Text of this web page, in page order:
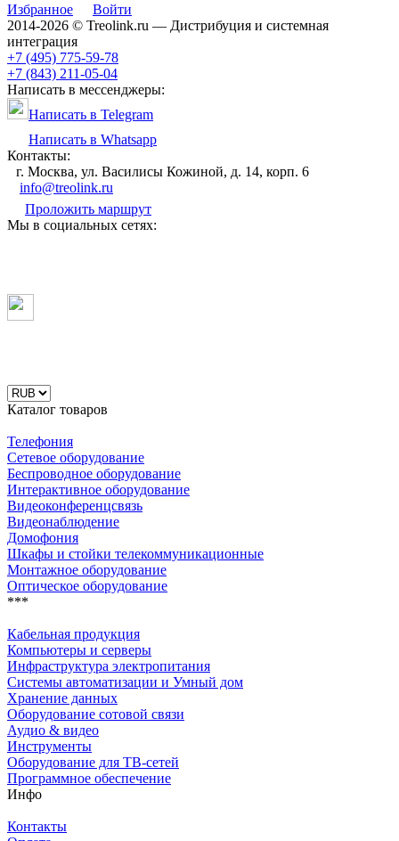
Избранное
Войти
2014-2026 © Treolink.ru — Дистрибуция и системная
интеграция
+7 (495) 775-59-78
+7 (843) 211-05-04
Написать в мессенджеры:
Написать в Telegram
Написать в Whatsapp
Контакты:
г. Москва, ул. Василисы Кожиной, д. 14, корп. 6
info@treolink.ru
Проложить маршрут
Мы в социальных сетях:
Каталог товаров
Телефония
Сетевое оборудование
Беспроводное оборудование
Интерактивное оборудование
Видеоконференцсвязь
Видеонаблюдение
Домофония
Шкафы и стойки телекоммуникационные
Монтажное оборудование
Оптическое оборудование
***
Кабельная продукция
Компьютеры и серверы
Инфраструктура электропитания
Системы автоматизации и Умный дом
Хранение данных
Оборудование сотовой связи
Аудио & видео
Инструменты
Оборудование для ТВ-сетей
Программное обеспечение
Инфо
Контакты